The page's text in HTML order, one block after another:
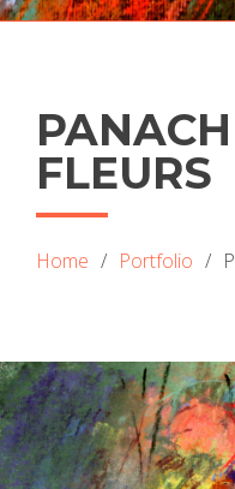
FLEURS
Home Portfolio